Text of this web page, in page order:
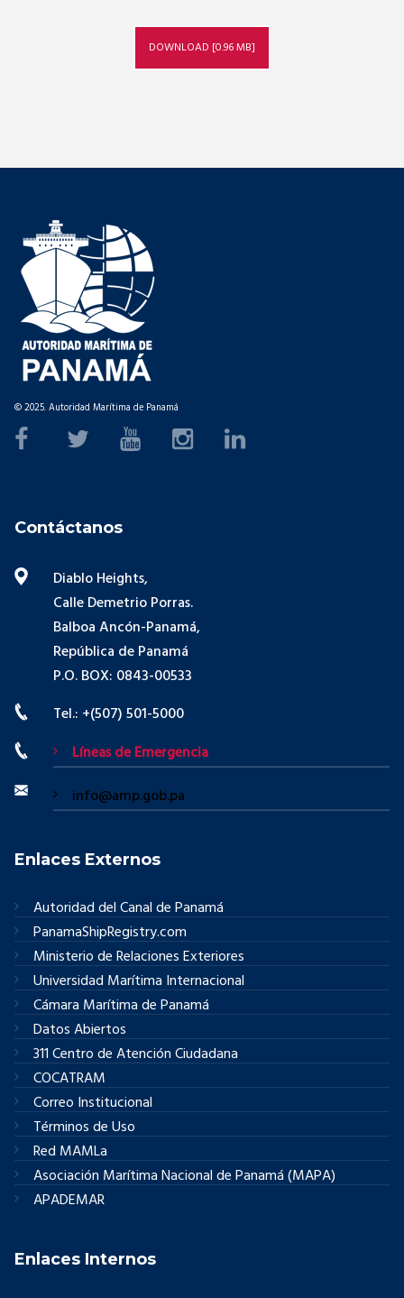
DOWNLOAD [0.96 MB]
© 2025. Autoridad Marítima de Panamá
Contáctanos
Diablo Heights,
Calle Demetrio Porras.
Balboa Ancón-Panamá,
República de Panamá
P.O. BOX: 0843-00533
Tel.: +(507) 501-5000
Líneas de Emergencia
info@amp.gob.pa
Enlaces Externos
Autoridad del Canal de Panamá
PanamaShipRegistry.com
Ministerio de Relaciones Exteriores
Universidad Marítima Internacional
Cámara Marítima de Panamá
Datos Abiertos
311 Centro de Atención Ciudadana
COCATRAM
Correo Institucional
Términos de Uso
Red MAMLa
Asociación Marítima Nacional de Panamá (MAPA)
APADEMAR
Enlaces Internos